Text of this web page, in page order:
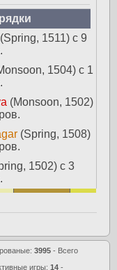
1511) с 9
1504) с 1
(Monsoon, 1502)
(Spring, 1508)
1502) с 3
3995 - Всего
игры: 14 -